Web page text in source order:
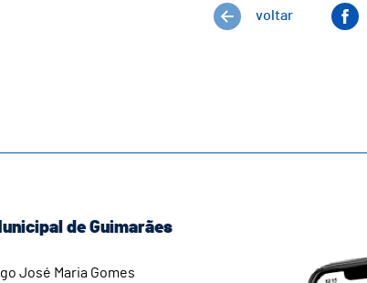
voltar
de Guimarães
José Maria Gomes